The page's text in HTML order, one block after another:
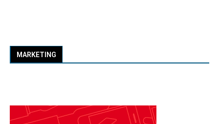
MARKETING